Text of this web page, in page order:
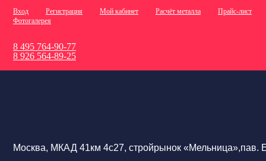
Вход Регистрация Мой кабинет Расчёт металла
Прайс-лист
Фотогалерея
8 495 764-90-77
8 926 564-89-25
Москва, МКАД 41км 4с27, стройрынок «Мельница»,пав.